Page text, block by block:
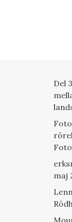
Del
maj